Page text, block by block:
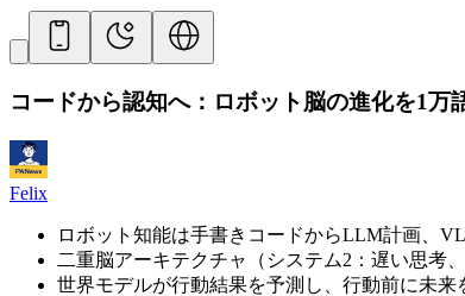
コードから認知へ：ロボット脳の進化を1万
Felix
ロボット知能は手書きコードからLLM計画、
二重脳アーキテクチャ（システム2：遅い思考
世界モデルが行動結果を予測し、行動前に未来